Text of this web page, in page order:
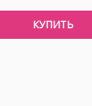
КУПИТЬ